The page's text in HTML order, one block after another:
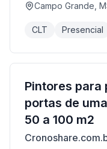
Campo Grande,
CLT Presencial
Pintores para
portas de
50 a 100 m2